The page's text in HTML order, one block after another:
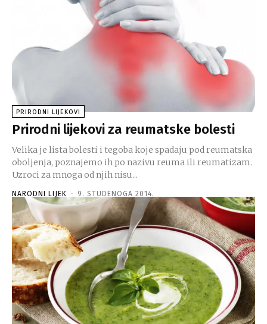
PRIRODNI LIJEKOVI
Prirodni lijekovi za reumatske bolesti
Velika je lista bolesti i tegoba koje spadaju pod reumatska
oboljenja, poznajemo ih po nazivu reuma ili reumatizam.
Uzroci za mnoga od njih nisu...
NARODNI LIJEK - 9. STUDENOGA 2014.